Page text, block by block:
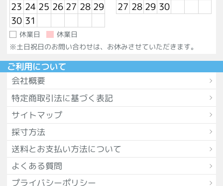
23 24 25 26 27 28 29
30 31
27 28 29 30
休業日
休業日
※土日祝日のお問い合わせは、お休みさせていただきます。
ご利用について
会社概要
特定商取引法に基づく表記
サイトマップ
採寸方法
送料とお支払い方法について
よくある質問
プライバシーポリシー